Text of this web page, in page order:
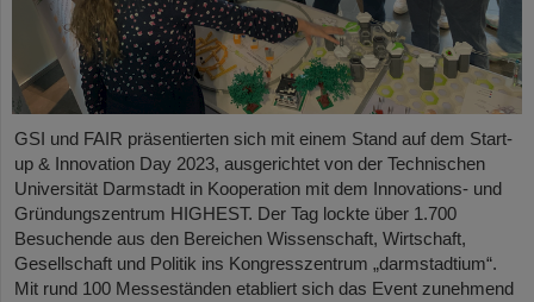
GSI und FAIR präsentierten sich mit einem Stand auf dem Start-
up & Innovation Day 2023, ausgerichtet von der Technischen
Universität Darmstadt in Kooperation mit dem Innovations- und
Gründungszentrum HIGHEST. Der Tag lockte über 1.700
Besuchende aus den Bereichen Wissenschaft, Wirtschaft,
Gesellschaft und Politik ins Kongresszentrum „darmstadtium“.
Mit rund 100 Messeständen etabliert sich das Event zunehmend